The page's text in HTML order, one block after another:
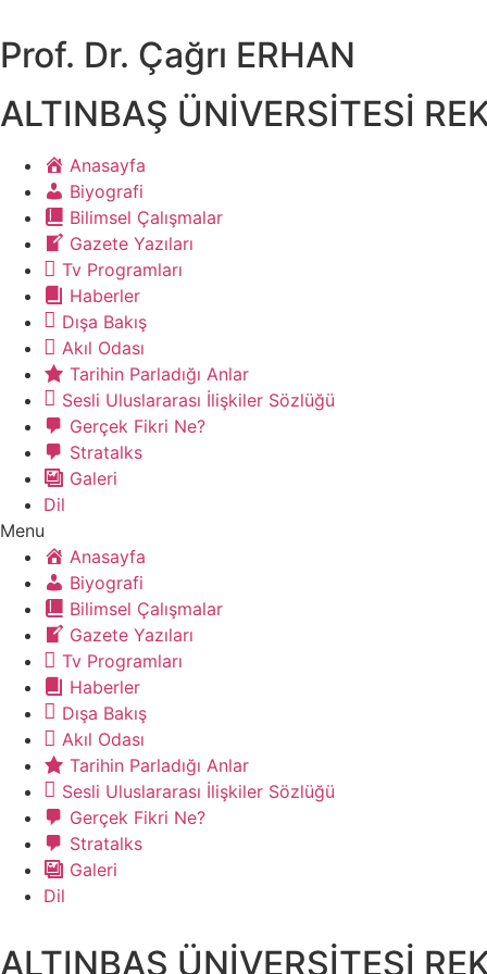
atla
Prof. Dr. Çağrı ERHAN​
ALTINBAŞ ÜNİVERSİTESİ
Anasayfa
Biyografi
Bilimsel Çalışmalar
Gazete Yazıları
Tv Programları
Haberler
Dışa Bakış
Akıl Odası
Tarihin Parladığı Anlar
Sesli Uluslararası İlişkiler Sözlüğü
Gerçek Fikri Ne?
Stratalks
Galeri
Dil
Menu
Anasayfa
Biyografi
Bilimsel Çalışmalar
Gazete Yazıları
Tv Programları
Haberler
Dışa Bakış
Akıl Odası
Tarihin Parladığı Anlar
Sesli Uluslararası İlişkiler Sözlüğü
Gerçek Fikri Ne?
Stratalks
Galeri
Dil
ALTINBAŞ ÜNİVERSİTESİ